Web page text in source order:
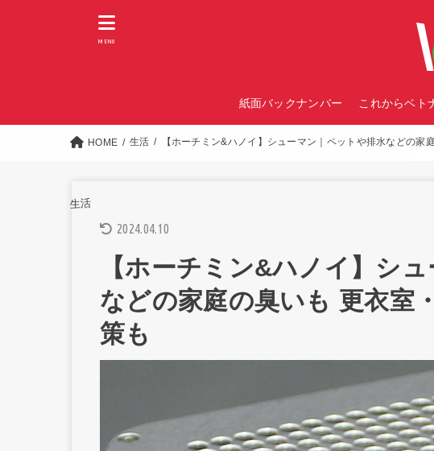
紙面バックナンバー これからベト
MENU
HOME 生活 【ホーチミン&ハノイ】シューマン｜ペットや排水などの家
生活
2024.04.10
【ホーチミン&ハノイ】シ
などの家庭の臭いも 更衣室
策も